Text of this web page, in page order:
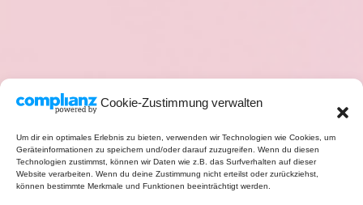
Cookie-Zustimmung verwalten
Um dir ein optimales Erlebnis zu bieten, verwenden wir Technologien wie Cookies, um
Geräteinformationen zu speichern und/oder darauf zuzugreifen. Wenn du diesen
Technologien zustimmst, können wir Daten wie z.B. das Surfverhalten auf dieser
Website verarbeiten. Wenn du deine Zustimmung nicht erteilst oder zurückziehst,
können bestimmte Merkmale und Funktionen beeinträchtigt werden.